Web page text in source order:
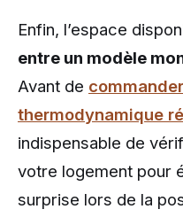
Enfin, l’espace
entre un modèle
Avant de
thermodynamique
indispensable de
votre logement pour
surprise lors de la